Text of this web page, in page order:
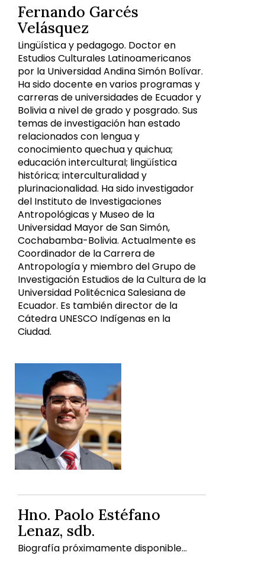
Fernando Garcés
Velásquez
Lingüística y pedagogo. Doctor en
Estudios Culturales Latinoamericanos
por la Universidad Andina Simón Bolívar.
Ha sido docente en varios programas y
carreras de universidades de Ecuador y
Bolivia a nivel de grado y posgrado. Sus
temas de investigación han estado
relacionados con lengua y
conocimiento quechua y quichua;
educación intercultural; lingüística
histórica; interculturalidad y
plurinacionalidad. Ha sido investigador
del Instituto de Investigaciones
Antropológicas y Museo de la
Universidad Mayor de San Simón,
Cochabamba-Bolivia. Actualmente es
Coordinador de la Carrera de
Antropología y miembro del Grupo de
Investigación Estudios de la Cultura de la
Universidad Politécnica Salesiana de
Ecuador. Es también director de la
Cátedra UNESCO Indígenas en la
Ciudad.
Hno. Paolo Estéfano
Lenaz, sdb.
Biografía próximamente disponible...